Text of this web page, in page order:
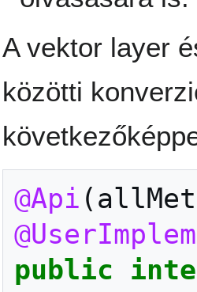
A vektor layer
közötti
@Api (
public